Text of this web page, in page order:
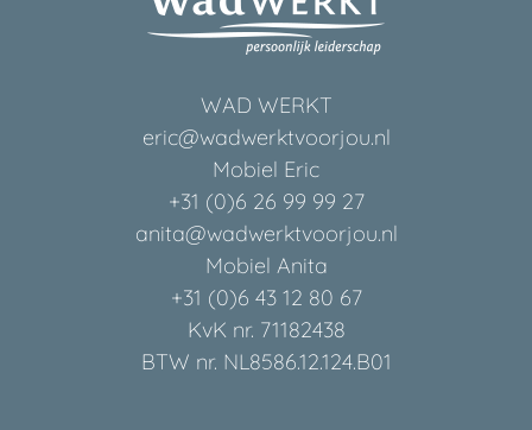
WAD WERKT
eric@wadwerktvoorjou.nl
Mobiel Eric
+31 (0)6 26 99 99 27
anita@wadwerktvoorjou.nl
Mobiel Anita
+31 (0)6 43 12 80 67
KvK nr. 71182438
BTW nr. NL8586.12.124.B01